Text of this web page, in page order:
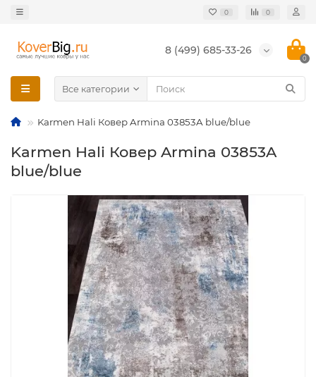
0 0
8 (499) 685-33-26
0
Все категории
Karmen Hali Ковер Armina 03853A blue/blue
Karmen Hali Ковер Armina 03853A
blue/blue